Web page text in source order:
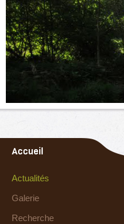
Accueil
Actualités
Galerie
Recherche